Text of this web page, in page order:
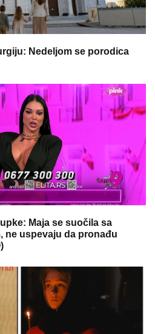
Nedeljom se porodica
Maja se suočila sa
ne uspevaju da pronađu